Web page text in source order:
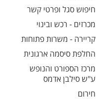
חיפוש סגל ופרטי קשר
מכרזים - רכש ובינוי
קריירה - משרות פתוחות
החלפת סיסמה ארגונית
מרכז הספורט והנופש
ע"ש סילבן אדמס
חירום